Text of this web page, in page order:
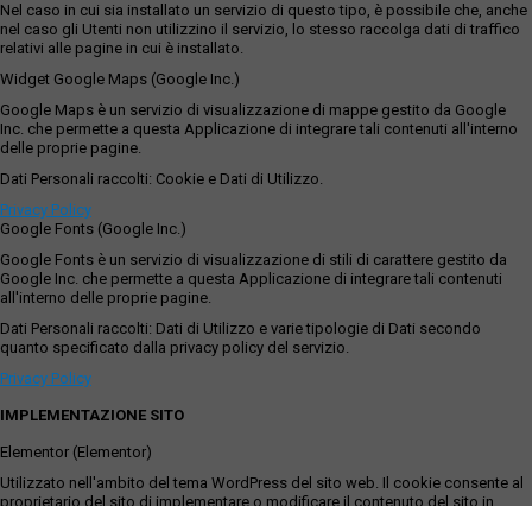
Nel caso in cui sia installato un servizio di questo tipo, è possibile che, anche
nel caso gli Utenti non utilizzino il servizio, lo stesso raccolga dati di traffico
relativi alle pagine in cui è installato.
Widget Google Maps (Google Inc.)
Google Maps è un servizio di visualizzazione di mappe gestito da Google
Inc. che permette a questa Applicazione di integrare tali contenuti all'interno
delle proprie pagine.
Dati Personali raccolti: Cookie e Dati di Utilizzo.
Privacy Policy
Google Fonts (Google Inc.)
Google Fonts è un servizio di visualizzazione di stili di carattere gestito da
Google Inc. che permette a questa Applicazione di integrare tali contenuti
all'interno delle proprie pagine.
Dati Personali raccolti: Dati di Utilizzo e varie tipologie di Dati secondo
quanto specificato dalla privacy policy del servizio.
Privacy Policy
IMPLEMENTAZIONE SITO
Elementor (Elementor)
Utilizzato nell'ambito del tema WordPress del sito web. Il cookie consente al
proprietario del sito di implementare o modificare il contenuto del sito in